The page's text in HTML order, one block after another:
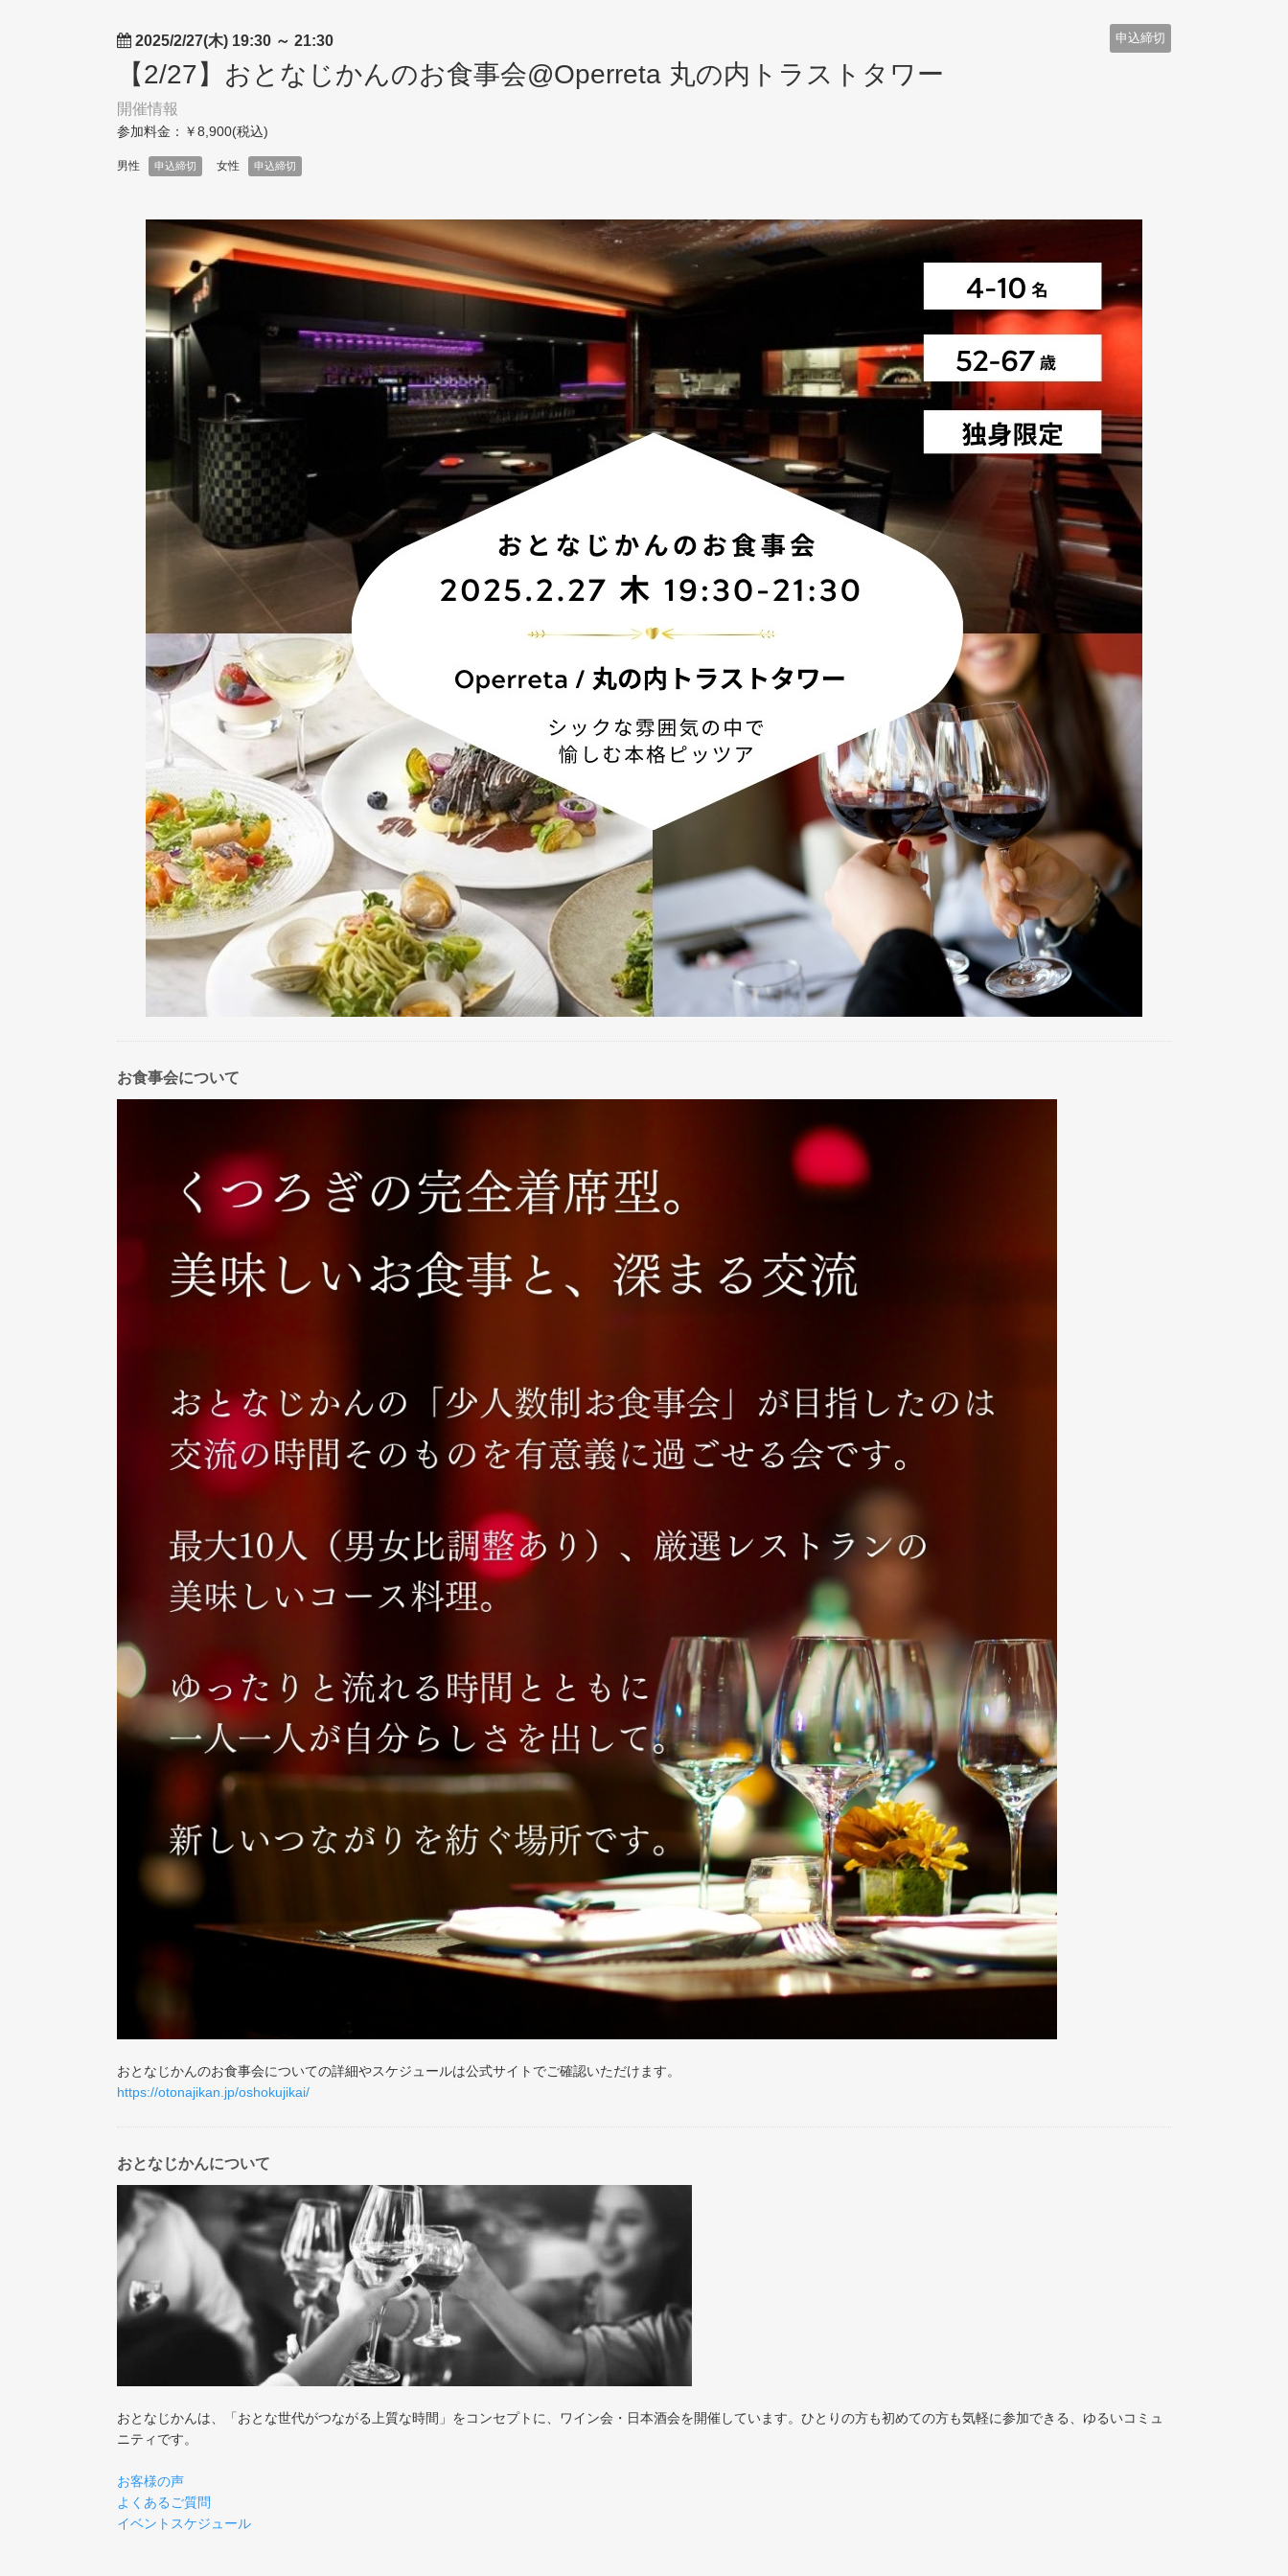
2025/2/27(木) 19:30 ～ 21:30 申込締切
【2/27】おとなじかんのお食事会@Operreta 丸の内トラストタワー
開催情報
参加料金：￥8,900(税込)
男性 申込締切 女性 申込締切
お食事会について
おとなじかんのお食事会についての詳細やスケジュールは公式サイトでご確認いただけます。
https://otonajikan.jp/oshokujikai/
おとなじかんについて
おとなじかんは、「おとな世代がつながる上質な時間」をコンセプトに、ワイン会・日本酒会を開催しています。ひとりの方も初めての方も気軽に参加できる、ゆるいコミュ
ニティです。
お客様の声
よくあるご質問
イベントスケジュール